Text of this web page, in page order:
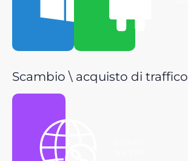
Scambio \ acquisto di traffico